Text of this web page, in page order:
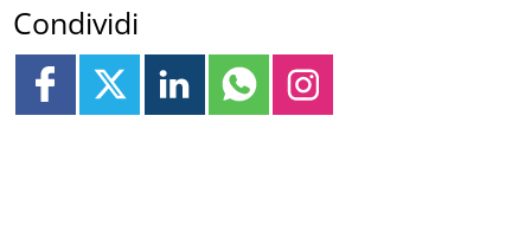
Condividi